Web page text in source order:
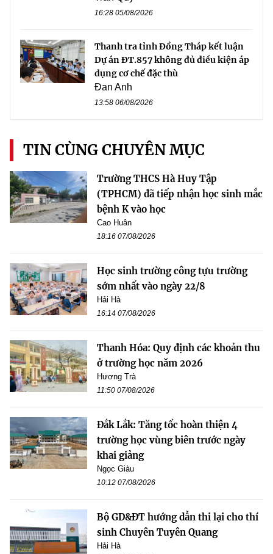
16:28 05/08/2026
Thanh tra tỉnh Đồng Tháp kết luận
Dự án ĐT.857 không đủ điều kiện áp
dụng cơ chế đặc thù
Đan Anh
13:58 06/08/2026
TIN CÙNG CHUYÊN MỤC
Trường THCS Hà Huy Tập
(TPHCM) đã tiếp nhận học sinh mắc
bệnh K vào học
Cao Huân
18:16 07/08/2026
Học sinh trường công tựu trường
sớm nhất vào ngày 22/8
Hải Hà
16:14 07/08/2026
Thanh Hóa: Quy định các khoản thu
ở trường học năm 2026
Hương Trà
11:50 07/08/2026
Đắk Lắk: Tăng tốc hoàn thiện 4
trường học vùng biên trước ngày
khai giảng
Ngọc Giàu
10:12 07/08/2026
Bộ GD&ĐT hướng dẫn thi lại cho thí
sinh Chuyên Tuyên Quang
Hải Hà